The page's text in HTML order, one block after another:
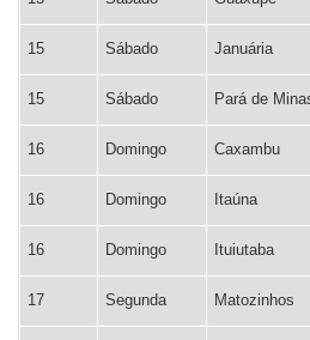
15 Sábado Januária
15 Sábado Pará de
16 Domingo Caxambu
16 Domingo Itaúna
16 Domingo Ituiutaba
17 Segunda Matozinhos